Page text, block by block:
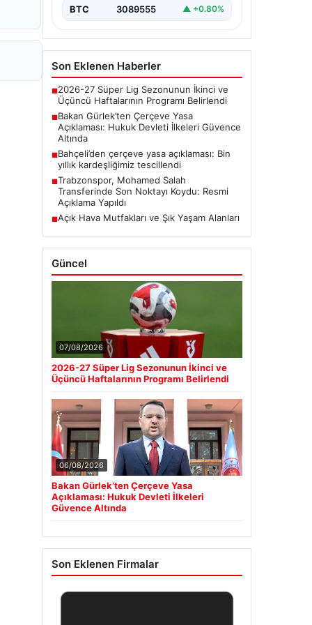
BTC 3089555 ▲ +0.80%
Son Eklenen Haberler
■2026-27 Süper Lig Sezonunun İkinci ve
Üçüncü Haftalarının Programı Belirlendi
■Bakan Gürlek’ten Çerçeve Yasa
Açıklaması: Hukuk Devleti İlkeleri Güvence
Altında
■Bahçeli’den çerçeve yasa açıklaması: Bin
yıllık kardeşliğimiz tescillendi
■Trabzonspor, Mohamed Salah
Transferinde Son Noktayı Koydu: Resmi
Açıklama Yapıldı
■Açık Hava Mutfakları ve Şık Yaşam Alanları
Güncel
07/08/2026
2026-27 Süper Lig Sezonunun İkinci ve
Üçüncü Haftalarının Programı Belirlendi
06/08/2026
Bakan Gürlek’ten Çerçeve Yasa
Açıklaması: Hukuk Devleti İlkeleri
Güvence Altında
Son Eklenen Firmalar